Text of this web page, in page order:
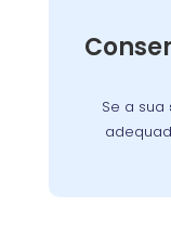
Se a sua
e